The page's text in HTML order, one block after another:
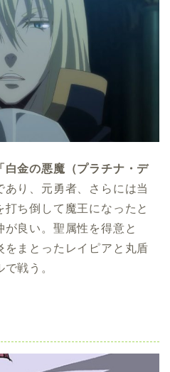
「白金の悪魔（プラチナ・デ
あり、元勇者、さらには当
ち倒して魔王になったと
良い。聖属性を得意と
をまとったレイピアと丸盾
戦う。